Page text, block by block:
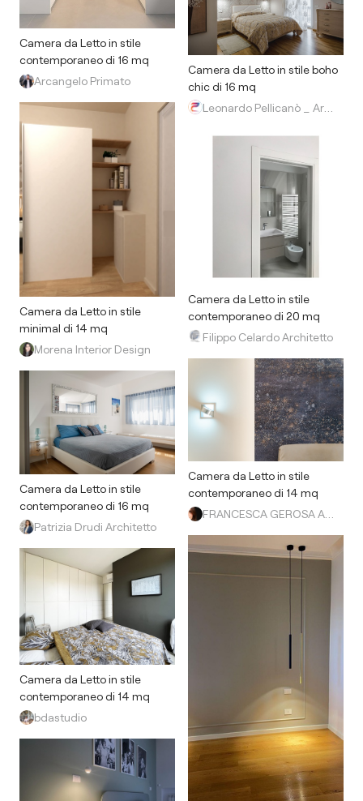
Camera da Letto in stile
contemporaneo di 16 mq
Arcangelo Primato
Camera da Letto in stile
minimal di 14 mq
Morena Interior Design
Camera da Letto in stile
contemporaneo di 16 mq
Patrizia Drudi Architetto
Camera da Letto in stile
contemporaneo di 14 mq
bdastudio
Camera da Letto in stile boho
chic di 16 mq
Camera da Letto in stile
contemporaneo di 20 mq
Filippo Celardo Architetto
Camera da Letto in stile
contemporaneo di 14 mq
FRANCESCA GEROSA ARCHITETTO